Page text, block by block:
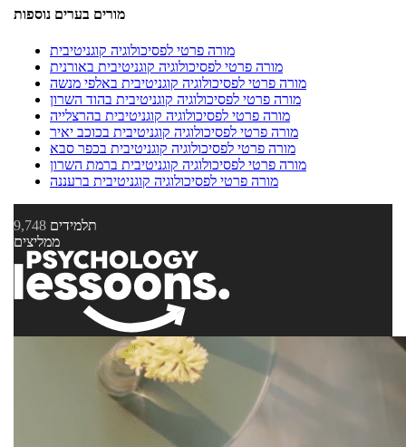
מורים בערים נוספות
מורה פרטי לפסיכולוגיה קוגניטיבית
מורה פרטי לפסיכולוגיה קוגניטיבית באורנית
מורה פרטי לפסיכולוגיה קוגניטיבית באלפי מנשה
מורה פרטי לפסיכולוגיה קוגניטיבית בהוד השרון
מורה פרטי לפסיכולוגיה קוגניטיבית בהרצלייה
מורה פרטי לפסיכולוגיה קוגניטיבית בכוכב יאיר
מורה פרטי לפסיכולוגיה קוגניטיבית בכפר סבא
מורה פרטי לפסיכולוגיה קוגניטיבית ברמת השרון
מורה פרטי לפסיכולוגיה קוגניטיבית ברעננה
9,748 תלמידים
ממליצים